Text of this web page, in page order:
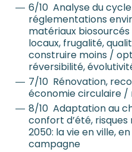
6/10 Analyse du
réglementations
matériaux
locaux, frugalité,
construire moins /
réversibilité,
7/10 Rénovation,
économie circulaire /
8/10 Adaptation au
confort d’été,
2050: la vie en ville,
campagne